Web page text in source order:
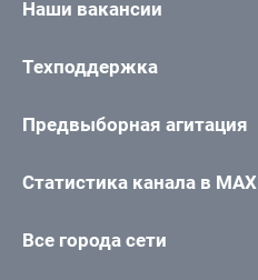
Наши вакансии
Техподдержка
Предвыборная агитация
Статистика канала в MAX
Все города сети